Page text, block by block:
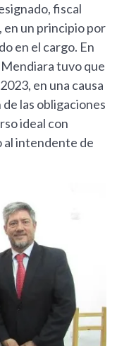
fiscal
un principio por
en el cargo. En
tuvo que
en una causa
las obligaciones
ideal con
al intendente de